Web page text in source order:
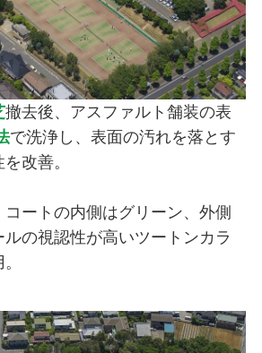
撤去後、アスファルト舗装の表
で洗浄し、表面の汚れを落とす
改善。
コートの内側はグリーン、外側
の視認性が高いツートンカラ